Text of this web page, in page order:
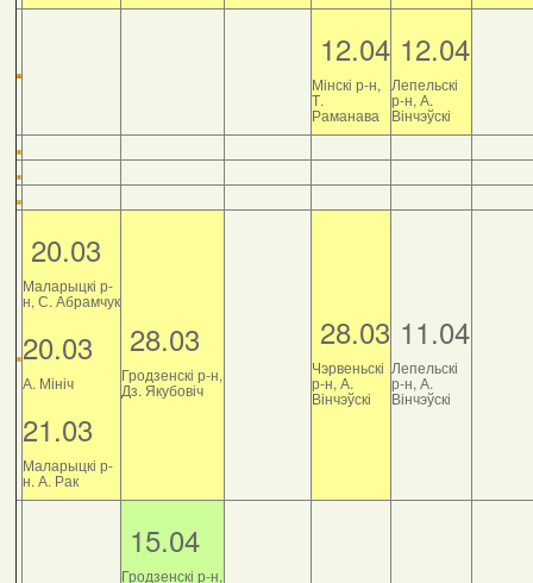
12.04
Мінскі р-н,
Т.
Раманава
12.04
Лепельскі
р-н, А.
Вінчэўскі
20.03
Маларыцкі р-
н, С. Абрамчук
20.03
А. Мініч
21.03
Маларыцкі р-
н. А. Рак
28.03
Гродзенскі р-н,
Дз. Якубовіч
28.03
Чэрвеньскі
р-н, А.
Вінчэўскі
11.04
Лепельскі
р-н, А.
Вінчэўскі
15.04
Гродзенскі р-н,